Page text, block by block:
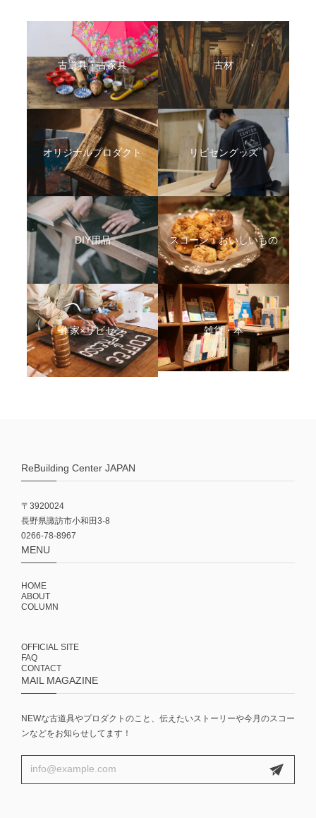
古道具・古家具 古材
オリジナルプロダクト リビセングッズ
DIY用品 スコーン・おいしいもの
作家×リビセン 雑貨・本
ReBuilding Center JAPAN
〒3920024
長野県諏訪市小和田3-8
0266-78-8967
MENU
HOME
ABOUT
COLUMN
OFFICIAL SITE
FAQ
CONTACT
MAIL MAGAZINE
NEWな古道具やプロダクトのこと、伝えたいストーリーや今月のスコー
ンなどをお知らせしてます！